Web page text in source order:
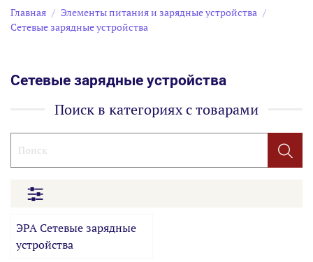
Главная
Элементы питания и зарядные устройства
Сетевые зарядные устройства
Сетевые зарядные устройства
Поиск в категориях с товарами
ЭРА Сетевые зарядные
устройства